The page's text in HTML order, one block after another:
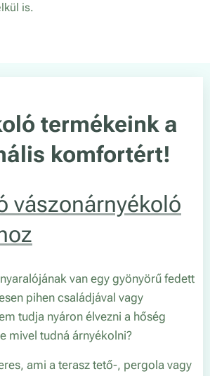
is.
termékeink a
komfortért!
vászonárnyékoló
van egy gyönyörű fedett
pihen családjával vagy
tudja nyáron élvezni a hőség
mivel tudná árnyékolni?
ami a terasz tető-, pergola vagy